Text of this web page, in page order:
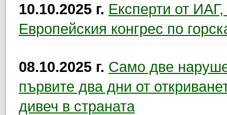
10.10.2025 г. Експерти от
Европейския конгрес по
08.10.2025 г. Само две
първите два дни от
дивеч в страната